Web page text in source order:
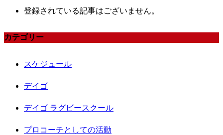
登録されている記事はございません。
カテゴリー
スケジュール
デイゴ
デイゴ ラグビースクール
プロコーチとしての活動